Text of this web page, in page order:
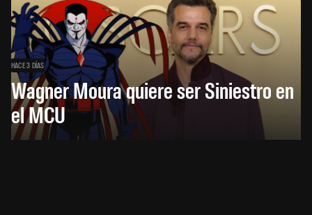
HACE 3 DÍAS
Wagner Moura quiere ser Siniestro en
el MCU